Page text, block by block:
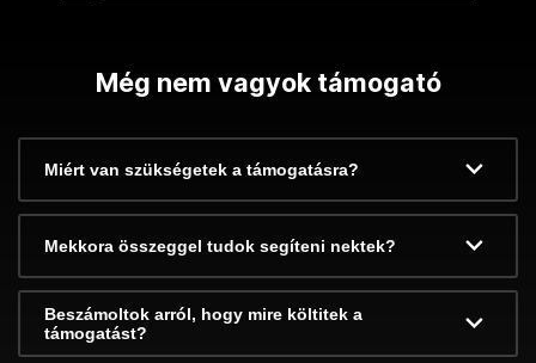
Még nem vagyok támogató
Miért van szükségetek a támogatásra?
Mekkora összeggel tudok segíteni nektek?
Beszámoltok arról, hogy mire költitek a
támogatást?